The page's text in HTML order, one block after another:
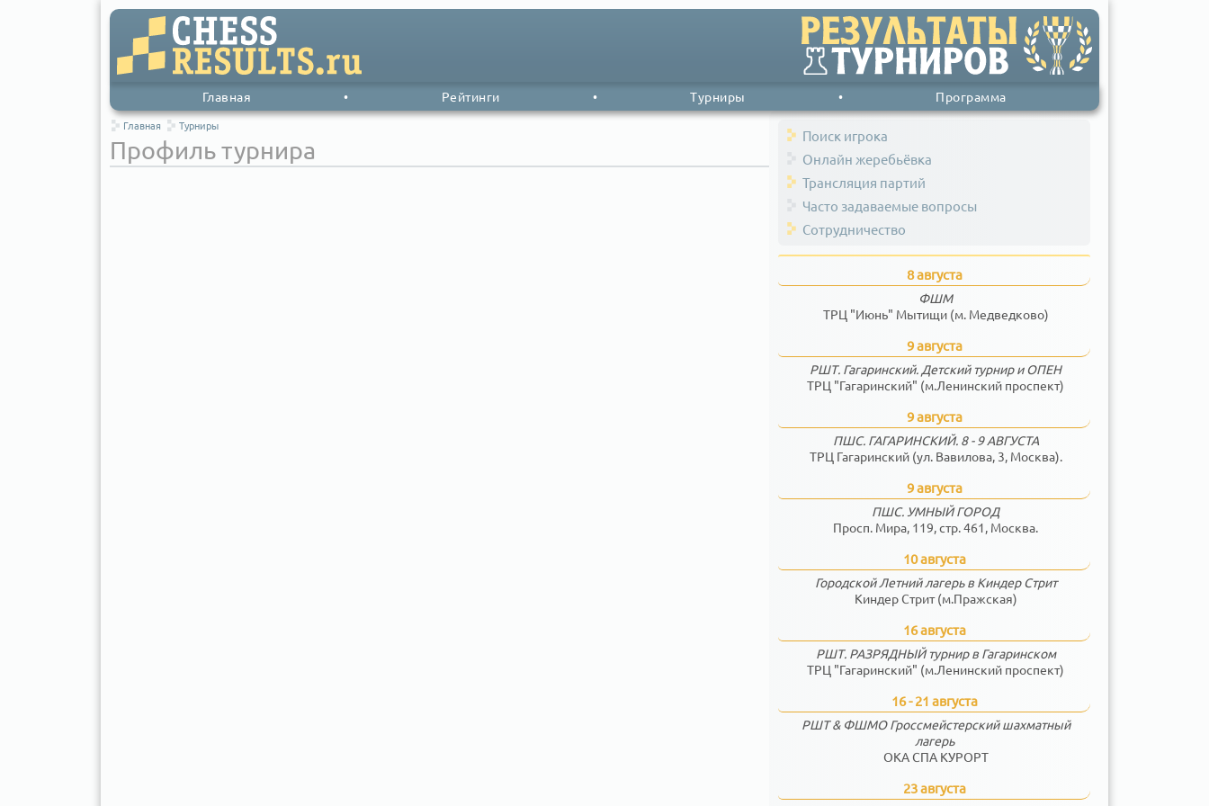
Главная • Рейтинги • Турниры • Программа
Главная Турниры
Профиль турнира
Поиск игрока
Онлайн жеребьёвка
Трансляция партий
Часто задаваемые вопросы
Сотрудничество
8 августа
ФШМ
ТРЦ "Июнь" Мытищи (м. Медведково)
9 августа
РШТ. Гагаринский. Детский турнир и ОПЕН
ТРЦ "Гагаринский" (м.Ленинский проспект)
9 августа
ПШС. ГАГАРИНСКИЙ. 8 - 9 АВГУСТА
ТРЦ Гагаринский (ул. Вавилова, 3, Москва).
9 августа
ПШС. УМНЫЙ ГОРОД
Просп. Мира, 119, стр. 461, Москва.
10 августа
Городской Летний лагерь в Киндер Стрит
Киндер Стрит (м.Пражская)
16 августа
РШТ. РАЗРЯДНЫЙ турнир в Гагаринском
ТРЦ "Гагаринский" (м.Ленинский проспект)
16 - 21 августа
РШТ & ФШМО Гроссмейстерский шахматный
лагерь
ОКА СПА КУРОРТ
23 августа